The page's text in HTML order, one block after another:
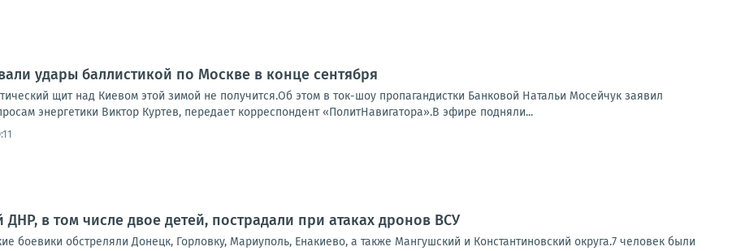
удары баллистикой по Москве в конце сентября
щит над Киевом этой зимой не получится.Об этом в ток-шоу пропагандистки Банковой Натальи Мосейчук заявил
энергетики Виктор Куртев, передает корреспондент «ПолитНавигатора».В эфире подняли...
в том числе двое детей, пострадали при атаках дронов ВСУ
боевики обстреляли Донецк, Горловку, Мариуполь, Енакиево, а также Мангушский и Константиновский округа.7 человек были